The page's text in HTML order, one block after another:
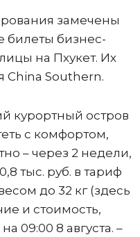
замечены
билеты бизнес-
на Пхукет. Их
China Southern.
курортный остров
с комфортом,
– через 2 недели,
тыс. руб. в тариф
до 32 кг (здесь
и стоимость,
09:00 8 августа. –